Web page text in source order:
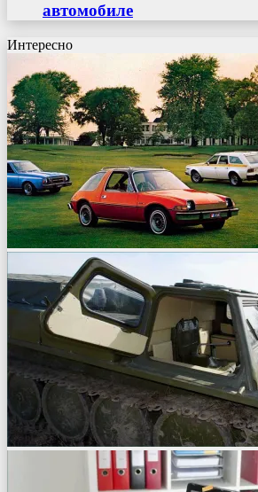
автомобиле
Интересно